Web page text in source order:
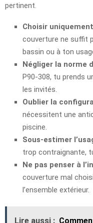
pertinent.
Choisir
couverture ne suffit
bassin ou à ton
Négliger la norme
P90-308, tu prends
les invités.
Oublier la
nécessitent une
piscine.
Sous-estimer
trop contraignante,
Ne pas penser à
couverture mal
l’ensemble extérieur.
Lire aussi :